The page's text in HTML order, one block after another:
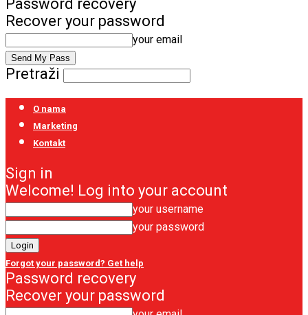
Password recovery
Recover your password
your email
Pretraži
O nama
Marketing
Kontakt
Sign in
Welcome! Log into your account
your username
your password
Forgot your password? Get help
Password recovery
Recover your password